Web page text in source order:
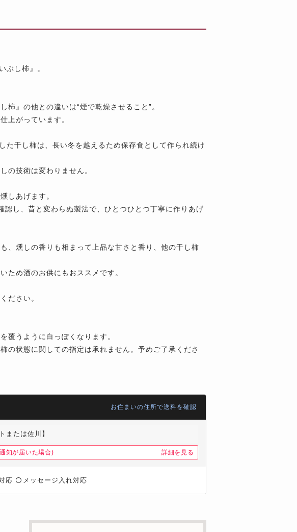
ぶし柿』。
柿』の他との違いは“煙で乾燥させること”。
上がっています。
干し柿は、長い冬を越えるため保存食として作られ続け
の技術は変わりません。
しあげます。
し、昔と変わらぬ製法で、ひとつひとつ丁寧に作りあげ
、燻しの香りも相まって上品な甘さと香り、他の干し柿
ため酒のお供にもおススメです。
ださい。
覆うように白っぽくなります。
の状態に関しての指定は承れません。予めご了承くださ
お住まいの住所で送料を確認
または佐川】
知が届いた場合) 詳細を見る
応 〇 メッセージ入れ対応